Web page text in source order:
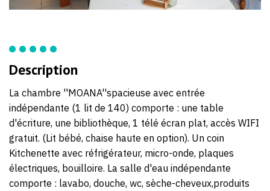
Description
La chambre ''MOANA''spacieuse avec entrée
indépendante (1 lit de 140) comporte : une table
d'écriture, une bibliothèque, 1 télé écran plat, accès WIFI
gratuit. (Lit bébé, chaise haute en option). Un coin
Kitchenette avec réfrigérateur, micro-onde, plaques
électriques, bouilloire. La salle d'eau indépendante
comporte : lavabo, douche, wc, sèche-cheveux,produits